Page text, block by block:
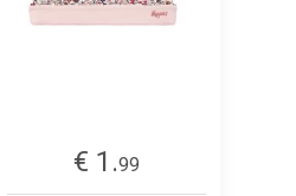
€ 1.99